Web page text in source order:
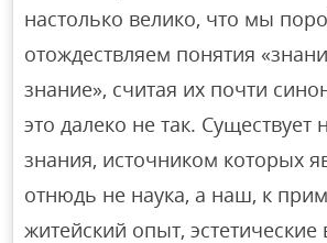
настолько велико, что мы
отождествляем понятия
знание», считая их почти
это далеко не так. Существует
знания, источником которых
отнюдь не наука, а наш, к
житейский опыт, эстетические